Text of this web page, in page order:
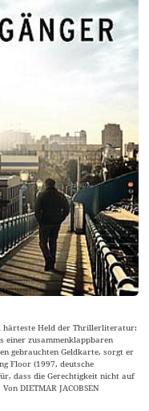
härteste Held der Thrillerliteratur:
einer zusammenklappbaren
gebrauchten Geldkarte, sorgt er
Floor (1997, deutsche
dass die Gerechtigkeit nicht auf
DIETMAR JACOBSEN